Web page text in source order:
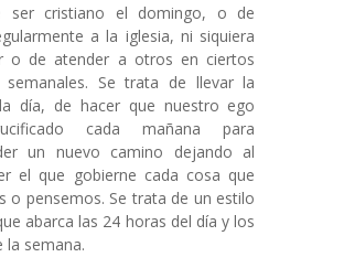
ser cristiano el domingo, o de
a la iglesia, ni siquiera
o de atender a otros en ciertos
semanales. Se trata de llevar la
día, de hacer que nuestro ego
cada mañana para
un nuevo camino dejando al
el que gobierne cada cosa que
o pensemos. Se trata de un estilo
abarca las 24 horas del día y los
la semana.